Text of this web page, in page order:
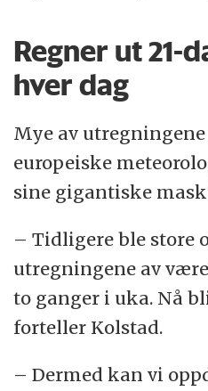
Regner ut 21-
hver dag
Mye av
europeiske
sine gigantiske
– Tidligere ble store
utregningene av
to ganger i uka. Nå
forteller Kolstad.
– Dermed kan vi